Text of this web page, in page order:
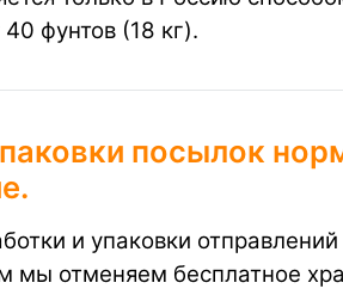
40 фунтов (18 кг).
посылок
и упаковки
мы отменяем бесплатное